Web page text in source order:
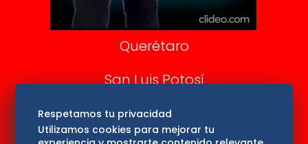
Consultas
Querétaro
San Luis Potosí
Edomex
Respetamos tu privacidad
Utilizamos cookies para mejorar tu